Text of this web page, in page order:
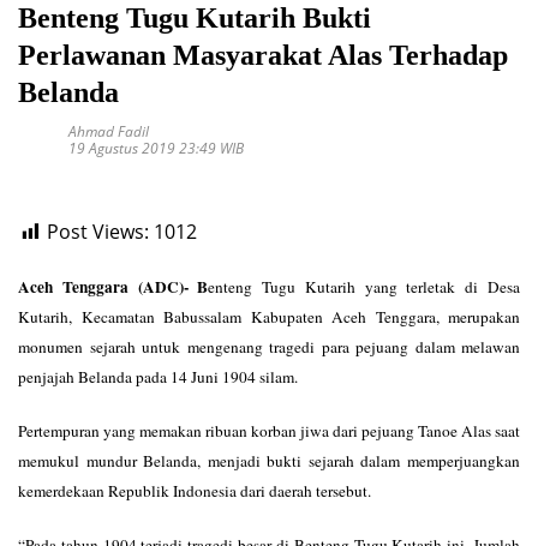
Benteng Tugu Kutarih Bukti
Perlawanan Masyarakat Alas Terhadap
Belanda
Ahmad Fadil
19 Agustus 2019 23:49 WIB
Post Views: 1012
Aceh Tenggara (ADC)- Benteng Tugu Kutarih yang terletak di Desa
Kutarih, Kecamatan Babussalam Kabupaten Aceh Tenggara, merupakan
monumen sejarah untuk mengenang tragedi para pejuang dalam melawan
penjajah Belanda pada 14 Juni 1904 silam.
Pertempuran yang memakan ribuan korban jiwa dari pejuang Tanoe Alas saat
memukul mundur Belanda, menjadi bukti sejarah dalam memperjuangkan
kemerdekaan Republik Indonesia dari daerah tersebut.